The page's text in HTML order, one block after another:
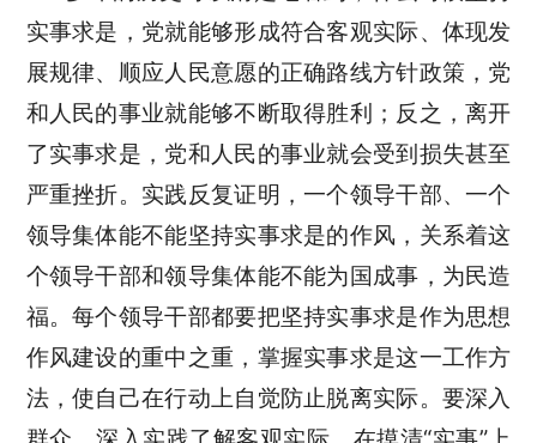
实事求是，党就能够形成符合客观实际、体现发
展规律、顺应人民意愿的正确路线方针政策，党
和人民的事业就能够不断取得胜利；反之，离开
了实事求是，党和人民的事业就会受到损失甚至
严重挫折。实践反复证明，一个领导干部、一个
领导集体能不能坚持实事求是的作风，关系着这
个领导干部和领导集体能不能为国成事，为民造
福。每个领导干部都要把坚持实事求是作为思想
作风建设的重中之重，掌握实事求是这一工作方
法，使自己在行动上自觉防止脱离实际。要深入